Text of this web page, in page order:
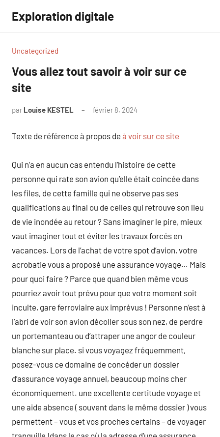
contenu
Exploration digitale
Uncategorized
Vous allez tout savoir à voir sur ce
site
par Louise KESTEL février 8, 2024
Texte de référence à propos de à voir sur ce site
Qui n’a en aucun cas entendu l’histoire de cette
personne qui rate son avion qu’elle était coincée dans
les files, de cette famille qui ne observe pas ses
qualifications au final ou de celles qui retrouve son lieu
de vie inondée au retour ? Sans imaginer le pire, mieux
vaut imaginer tout et éviter les travaux forcés en
vacances. Lors de l’achat de votre spot d’avion, votre
acrobatie vous a proposé une assurance voyage… Mais
pour quoi faire ? Parce que quand bien même vous
pourriez avoir tout prévu pour que votre moment soit
inculte, gare ferroviaire aux imprévus ! Personne n’est à
l’abri de voir son avion décoller sous son nez, de perdre
un portemanteau ou d’attraper une angor de couleur
blanche sur place. si vous voyagez fréquemment,
posez-vous ce domaine de concéder un dossier
d’assurance voyage annuel, beaucoup moins cher
économiquement. une excellente certitude voyage et
une aide absence ( souvent dans le même dossier ) vous
permettent – vous et vos proches certains – de voyager